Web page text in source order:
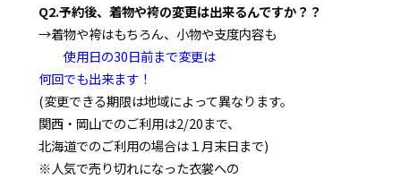
Q2.予約後、着物や袴の変更は出来るんですか？？
→着物や袴はもちろん、小物や支度内容も
使用日の30日前まで変更は
何回でも出来ます！
(変更できる期限は地域によって異なります。
関西・岡山でのご利用は2/20まで、
北海道でのご利用の場合は１月末日まで)
※人気で売り切れになった衣裳への